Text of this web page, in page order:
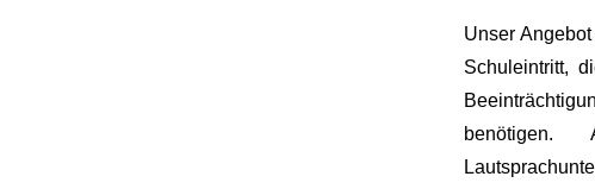
Unser
Schuleintritt,
benötigen.